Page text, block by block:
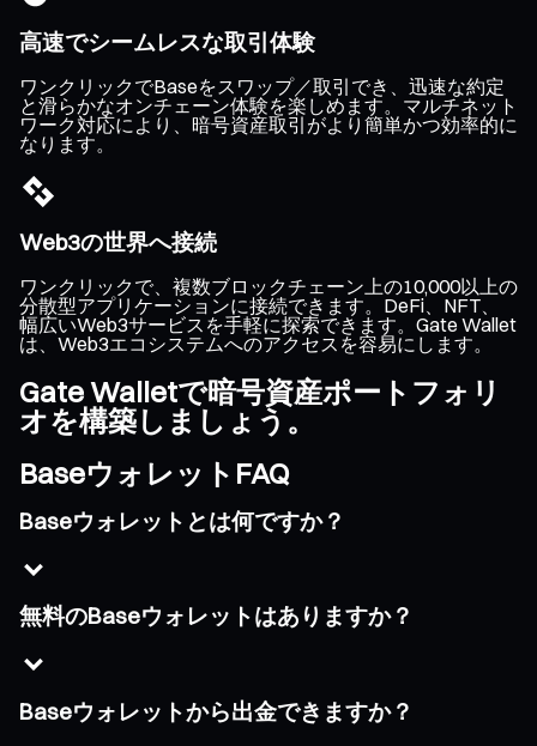
高速でシームレスな取引体験
ワンクリックでBaseをスワップ／取引でき、迅速な約定
と滑らかなオンチェーン体験を楽しめます。マルチネット
ワーク対応により、暗号資産取引がより簡単かつ効率的に
なります。
Web3の世界へ接続
ワンクリックで、複数ブロックチェーン上の10,000以上の
分散型アプリケーションに接続できます。DeFi、NFT、
幅広いWeb3サービスを手軽に探索できます。Gate Wallet
は、Web3エコシステムへのアクセスを容易にします。
Gate Walletで暗号資産ポートフォリ
オを構築しましょう。
BaseウォレットFAQ
Baseウォレットとは何ですか？
無料のBaseウォレットはありますか？
Baseウォレットから出金できますか？